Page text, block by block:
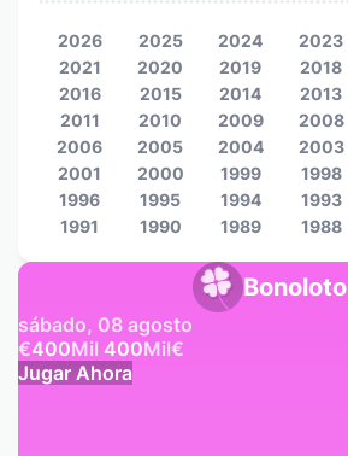
Bonoloto
sábado, 08 agosto
€400Mil 400Mil€
Jugar Ahora
2026 2025 2024 2023
2021
2020 2019 2018
2016
2015 2014 2013
2011
2010 2009 2008
2006
2005 2004 2003
2001
2000 1999 1998
1996
1995 1994 1993
1991
1990 1989 1988